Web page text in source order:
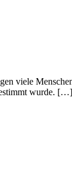
viele
wurde. […]